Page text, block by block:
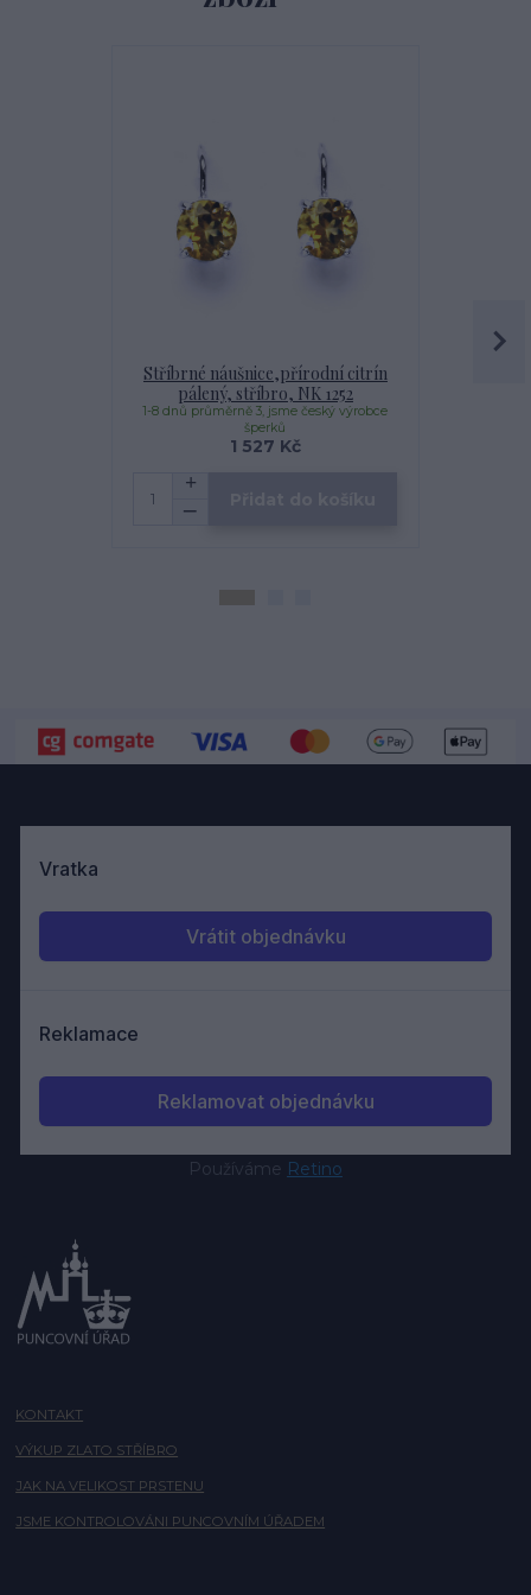
Stříbrné náušnice,přírodní citrín
pálený, stříbro, NK 1252
1 527 Kč
1-8 dnů průměrně 3, jsme český výrobce
šperků
Používáme Retino
KONTAKT
VÝKUP ZLATO STŘÍBRO
JAK NA VELIKOST PRSTENU
JSME KONTROLOVÁNI PUNCOVNÍM ÚŘADEM